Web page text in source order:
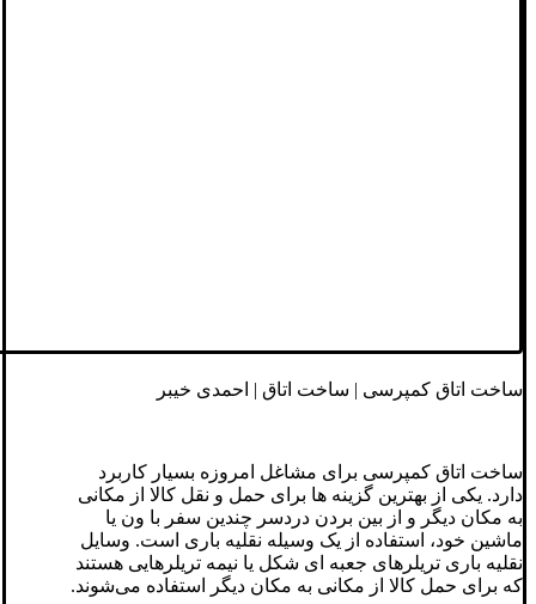
ساخت اتاق کمپرسی | ساخت اتاق | احمدی خیبر
ساخت اتاق کمپرسی برای مشاغل امروزه بسیار کاربرد
دارد. یکی از بهترین گزینه ها برای حمل و نقل کالا از مکانی
به مکان دیگر و از بین بردن دردسر چندین سفر با ون یا
ماشین خود، استفاده از یک وسیله نقلیه باری است. وسایل
نقلیه باری تریلرهای جعبه ای شکل یا نیمه تریلرهایی هستند
که برای حمل کالا از مکانی به مکان دیگر استفاده می‌شوند.